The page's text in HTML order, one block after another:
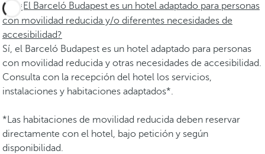
¿El Barceló Budapest es un hotel adaptado para personas
con movilidad reducida y/o diferentes necesidades de
accesibilidad?
Sí, el Barceló Budapest es un hotel adaptado para personas
con movilidad reducida y otras necesidades de accesibilidad.
Consulta con la recepción del hotel los servicios,
instalaciones y habitaciones adaptados*.
*Las habitaciones de movilidad reducida deben reservar
directamente con el hotel, bajo petición y según
disponibilidad.